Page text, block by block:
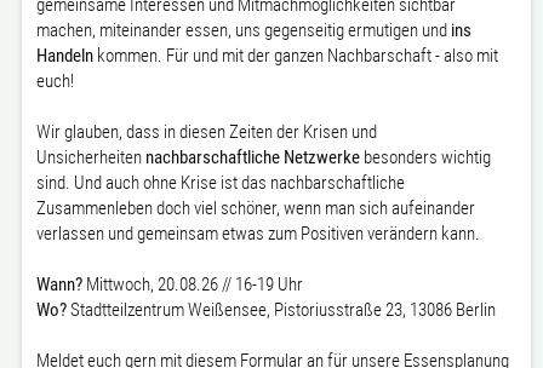
gemeinsame Interessen und Mitmachmöglichkeiten sichtbar
machen, miteinander essen, uns gegenseitig ermutigen und ins
Handeln kommen. Für und mit der ganzen Nachbarschaft - also mit
euch!
Wir glauben, dass in diesen Zeiten der Krisen und
Unsicherheiten nachbarschaftliche Netzwerke besonders wichtig
sind. Und auch ohne Krise ist das nachbarschaftliche
Zusammenleben doch viel schöner, wenn man sich aufeinander
verlassen und gemeinsam etwas zum Positiven verändern kann.
Wann? Mittwoch, 20.08.26 // 16-19 Uhr
Wo?Stadtteilzentrum Weißensee, Pistoriusstraße 23, 13086 Berlin
Meldet euch gern mit diesem Formular an für unsere Essensplanung